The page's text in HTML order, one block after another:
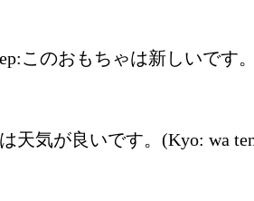
このおもちゃは新しいです
気が良いです。(Kyo: wa